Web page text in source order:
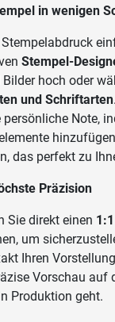
in wenigen
Stempel-
hoch oder
und Schriftarten
Note,
das perfekt zu
Präzision
Sie direkt einen
um
Ihren
Vorschau auf
Produktion geht.